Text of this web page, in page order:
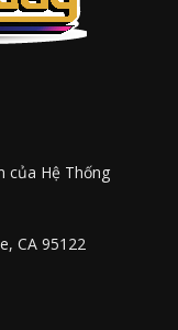
của Hệ Thống
CA 95122